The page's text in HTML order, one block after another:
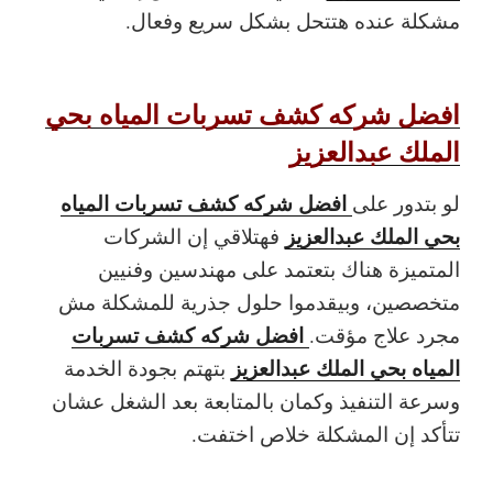
مشكلة عنده هتتحل بشكل سريع وفعال.
افضل شركه كشف تسربات المياه بحي
الملك عبدالعزيز
لو بتدور على افضل شركه كشف تسربات المياه
بحي الملك عبدالعزيز فهتلاقي إن الشركات
المتميزة هناك بتعتمد على مهندسين وفنيين
متخصصين، وبيقدموا حلول جذرية للمشكلة مش
مجرد علاج مؤقت. افضل شركه كشف تسربات
المياه بحي الملك عبدالعزيز بتهتم بجودة الخدمة
وسرعة التنفيذ وكمان بالمتابعة بعد الشغل عشان
تتأكد إن المشكلة خلاص اختفت.